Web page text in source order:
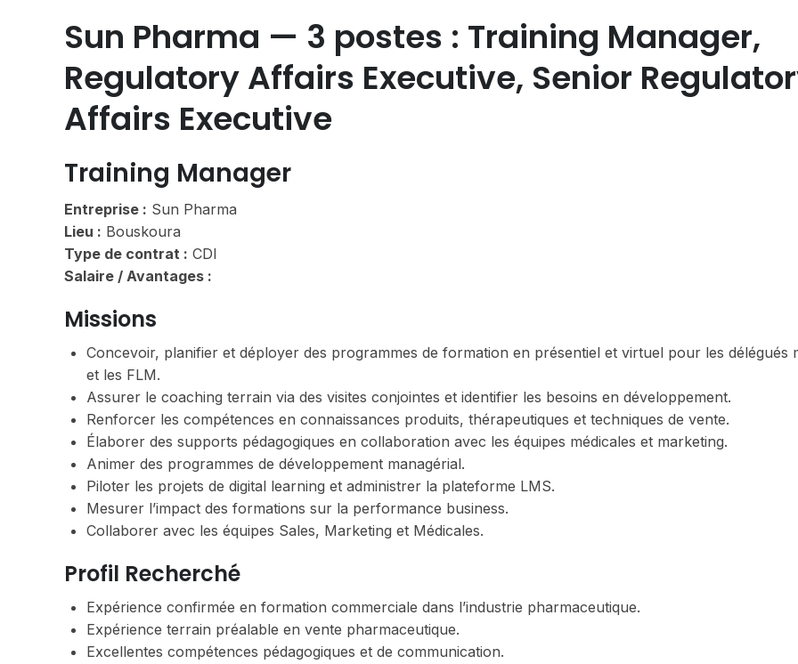
Sun Pharma — 3 postes : Training Manager,
Regulatory Affairs Executive, Senior
Affairs Executive
Training Manager
Entreprise : Sun Pharma
Lieu : Bouskoura
Type de contrat : CDI
Salaire / Avantages :
Missions
Concevoir, planifier et déployer des programmes de formation en présentiel et virtuel pour les délégués
et les FLM.
Assurer le coaching terrain via des visites conjointes et identifier les besoins en développement.
Renforcer les compétences en connaissances produits, thérapeutiques et techniques de vente.
Élaborer des supports pédagogiques en collaboration avec les équipes médicales et marketing.
Animer des programmes de développement managérial.
Piloter les projets de digital learning et administrer la plateforme LMS.
Mesurer l’impact des formations sur la performance business.
Collaborer avec les équipes Sales, Marketing et Médicales.
Profil Recherché
Expérience confirmée en formation commerciale dans l’industrie pharmaceutique.
Expérience terrain préalable en vente pharmaceutique.
Excellentes compétences pédagogiques et de communication.